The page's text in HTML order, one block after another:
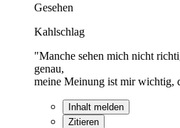
Gesehen
Kahlschlag
"Manche sehen mich nicht
genau,
meine Meinung ist mir wichtig,
Inhalt melden
Zitieren